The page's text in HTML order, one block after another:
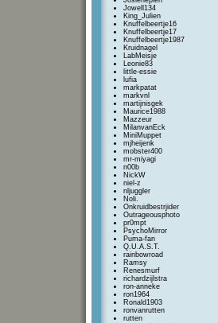
Jowell134
King_Julien
Knuffelbeertje16
Knuffelbeertje17
Knuffelbeertje1987
Kruidnagel
LabMeisje
Leonie83
little-essie
lufia
markpatat
markvnl
martijnisgek
Maurice1988
Mazzeur
MilanvanEck
MiniMuppet
mjheijenk
mobster400
mr-miyagi
n00b
NickW
niel-z
nljuggler
Noli.
Onkruidbestrjider
Outrageousphoto
pr0mpt
PsychoMirror
Puma-fan
Q.U.A.S.T.
rainbowroad
Ramsy
Renesmurf
richardzijlstra
ron-anneke
ron1964
Ronald1903
ronvanrutten
rutten